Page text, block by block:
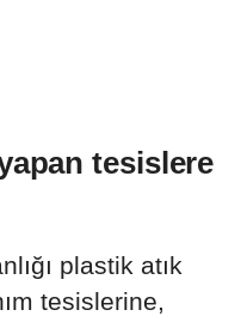
tesislere
plastik atık
tesislerine,